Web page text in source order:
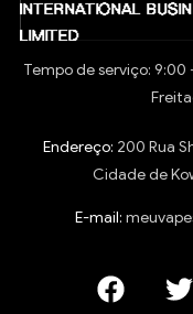
Tempo de serviço: 9:00
Endereço: 200 Rua
Cidade de
E-mail: